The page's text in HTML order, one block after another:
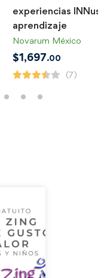
experiencias
aprendizaje
Novarum México
$1,697.00
(7)